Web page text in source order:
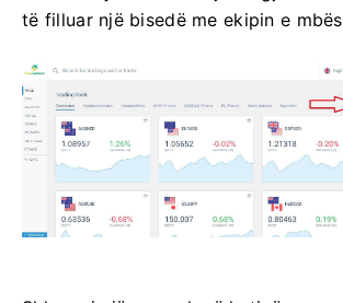
të filluar një bisedë me ekipin e